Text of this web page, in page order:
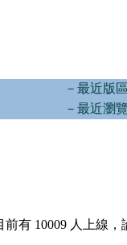
－最近版
－最近瀏
前有 10009 人上線